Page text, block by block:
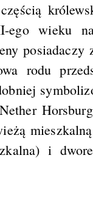
ego wieku
rodu
i